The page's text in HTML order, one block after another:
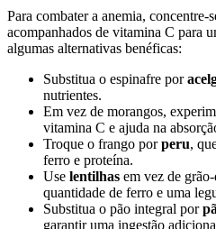
Para combater a anemia,
acompanhados de vitamina C para
algumas alternativas benéficas:
Substitua o espinafre por
nutrientes.
Em vez de morangos,
vitamina C e ajuda na
Troque o frango porperu,
ferro e proteína.
Use lentilhas em vez de
quantidade de ferro e uma
Substitua o pão integral por
garantir uma ingestão